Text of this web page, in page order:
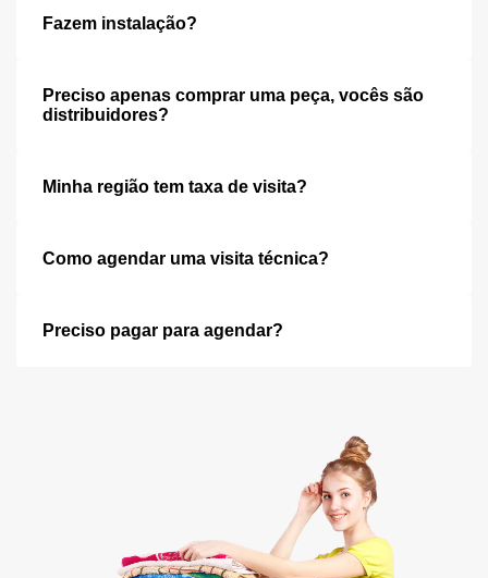
Fazem instalação?
Preciso apenas comprar uma peça, vocês são
distribuidores?
Minha região tem taxa de visita?
Como agendar uma visita técnica?
Preciso pagar para agendar?